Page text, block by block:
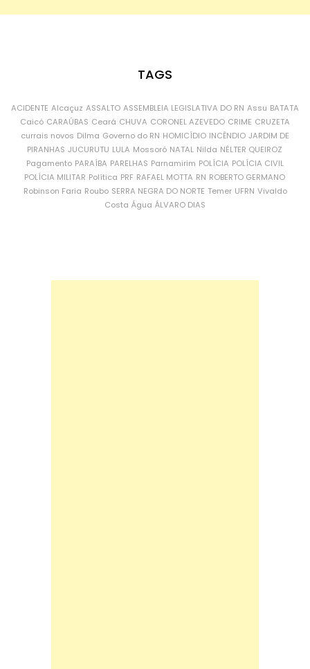
TAGS
ACIDENTE Alcaçuz ASSALTO ASSEMBLEIA LEGISLATIVA DO RN Assu BATATA
Caicó CARAÚBAS Ceará CHUVA CORONEL AZEVEDO CRIME CRUZETA
currais novos Dilma Governo do RN HOMICÍDIO INCÊNDIO JARDIM DE
PIRANHAS JUCURUTU LULA Mossoró NATAL Nilda NÉLTER QUEIROZ
Pagamento PARAÍBA PARELHAS Parnamirim POLÍCIA POLÍCIA CIVIL
POLÍCIA MILITAR Política PRF RAFAEL MOTTA RN ROBERTO GERMANO
Robinson Faria Roubo SERRA NEGRA DO NORTE Temer UFRN Vivaldo
Costa Água ÁLVARO DIAS